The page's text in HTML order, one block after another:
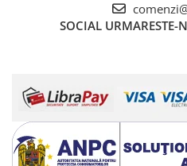
SOCIAL URMARESTE-